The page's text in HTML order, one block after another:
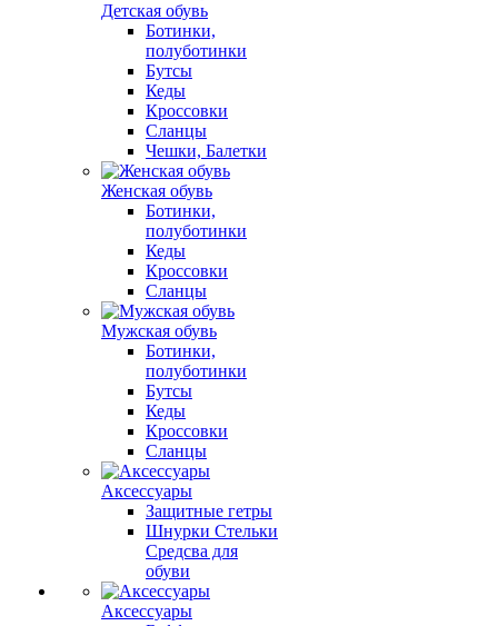
Детская обувь
Ботинки,
полуботинки
Бутсы
Кеды
Кроссовки
Сланцы
Чешки, Балетки
Женская обувь
Ботинки,
полуботинки
Кеды
Кроссовки
Сланцы
Мужская обувь
Ботинки,
полуботинки
Бутсы
Кеды
Кроссовки
Сланцы
Аксессуары
Защитные гетры
Шнурки Стельки
Средсва для
обуви
Аксессуары